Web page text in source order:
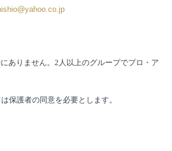
ありません。 2 人以上のグループでプロ・ア
保護者の同意を必要とします。